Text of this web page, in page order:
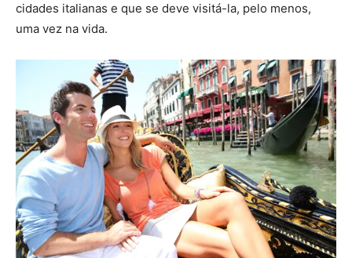
cidades italianas e que se deve visitá-la, pelo menos,
uma vez na vida.